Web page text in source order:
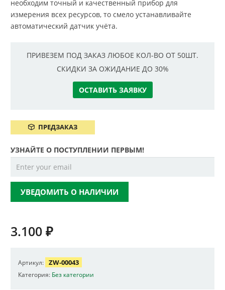
необходим точный и качественный прибор для
измерения всех ресурсов, то смело устанавливайте
автоматический датчик учёта.
ПРИВЕЗЕМ ПОД ЗАКАЗ ЛЮБОЕ КОЛ-ВО ОТ 50ШТ.
СКИДКИ ЗА ОЖИДАНИЕ ДО 30%
ОСТАВИТЬ ЗАЯВКУ
ПРЕДЗАКАЗ
УЗНАЙТЕ О ПОСТУПЛЕНИИ ПЕРВЫМ!
УВЕДОМИТЬ О НАЛИЧИИ
3.100 ₽
Артикул: ZW-00043
Категория: Без категории